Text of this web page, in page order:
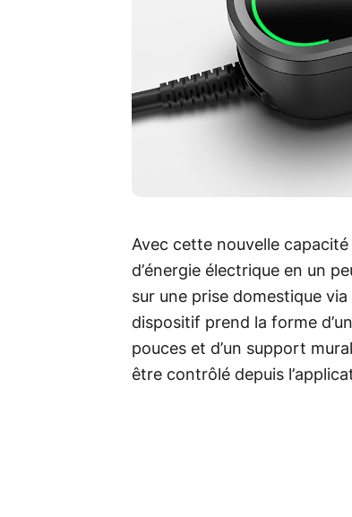
Avec cette nouvelle
d’énergie électrique en un
sur une prise domestique
dispositif prend la forme
pouces et d’un support
être contrôlé depuis